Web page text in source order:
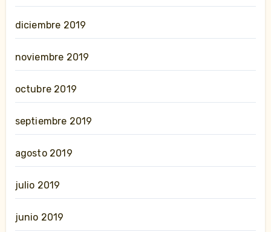
diciembre 2019
noviembre 2019
octubre 2019
septiembre 2019
agosto 2019
julio 2019
junio 2019